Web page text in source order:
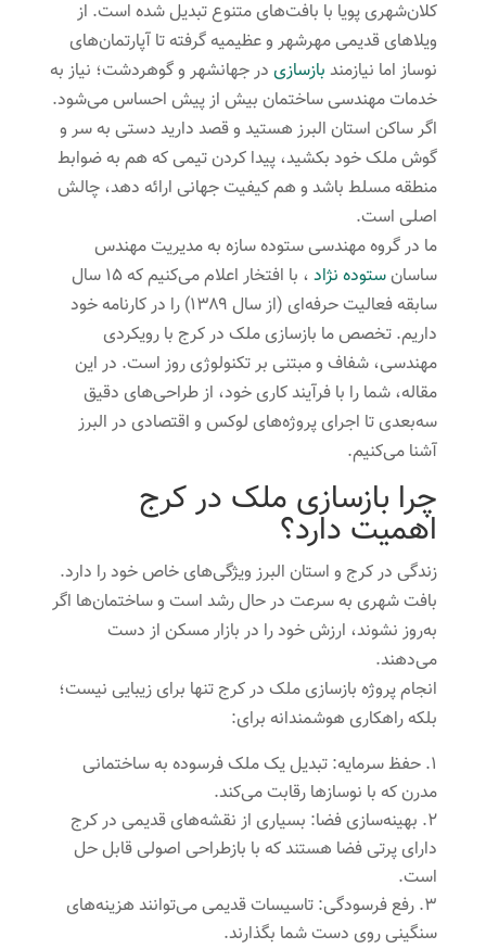
کلان‌شهری پویا با بافت‌های متنوع تبدیل شده است. از
ویلاهای قدیمی مهرشهر و عظیمیه گرفته تا آپارتمان‌های
نوساز اما نیازمند بازسازیدر جهانشهر و گوهردشت؛ نیاز به
خدمات مهندسی ساختمان بیش از پیش احساس می‌شود.
اگر ساکن استان البرز هستید و قصد دارید دستی به سر و
گوش ملک خود بکشید، پیدا کردن تیمی که هم به ضوابط
منطقه مسلط باشد و هم کیفیت جهانی ارائه دهد، چالش
اصلی است.
ما در گروه مهندسی ستوده سازه به مدیریت مهندس
ساسانستوده نژاد
، با افتخار اعلام می‌کنیم که ۱۵ سال
سابقه فعالیت حرفه‌ای (از سال ۱۳۸۹) را در کارنامه خود
داریم. تخصص ما بازسازی ملک در کرج با رویکردی
مهندسی، شفاف و مبتنی بر تکنولوژی روز است. در این
مقاله، شما را با فرآیند کاری خود، از طراحی‌های دقیق
سه‌بعدی تا اجرای پروژه‌های لوکس و اقتصادی در البرز
آشنا می‌کنیم.
چرا بازسازی ملک در کرج
اهمیت دارد؟
زندگی در کرج و استان البرز ویژگی‌های خاص خود را دارد.
بافت شهری به سرعت در حال رشد است و ساختمان‌ها اگر
به‌روز نشوند، ارزش خود را در بازار مسکن از دست
می‌دهند.
انجام پروژه بازسازی ملک در کرج تنها برای زیبایی نیست؛
بلکه راهکاری هوشمندانه برای:
حفظ سرمایه: تبدیل یک ملک فرسوده به ساختمانی
مدرن که با نوسازها رقابت می‌کند.
بهینه‌سازی فضا: بسیاری از نقشه‌های قدیمی در کرج
دارای پرتی فضا هستند که با بازطراحی اصولی قابل حل
است.
رفع فرسودگی: تاسیسات قدیمی می‌توانند هزینه‌های
سنگینی روی دست شما بگذارند.